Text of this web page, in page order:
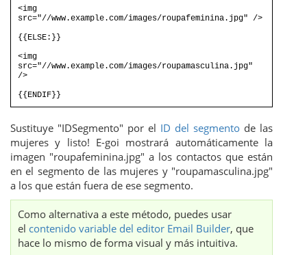
<img
src="//www.example.com/images/roupafeminina.jpg" />
{{ELSE:}}
<img
src="//www.example.com/images/roupamasculina.jpg"
/>
{{ENDIF}}
Sustituye "IDSegmento" por el ID del segmento de las
mujeres y listo! E-goi mostrará automáticamente la
imagen "roupafeminina.jpg" a los contactos que están
en el segmento de las mujeres y "roupamasculina.jpg"
a los que están fuera de ese segmento.
Como alternativa a este método, puedes usar
el contenido variable del editor Email Builder, que
hace lo mismo de forma visual y más intuitiva.